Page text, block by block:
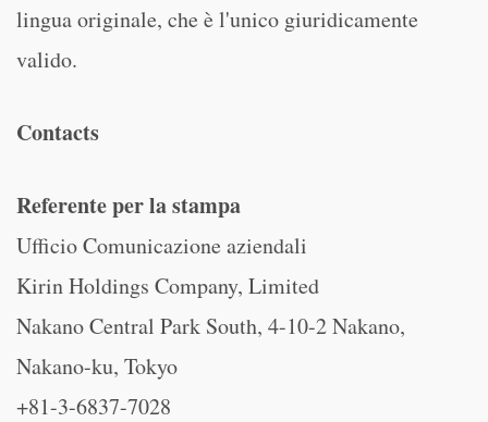
lingua originale, che è l'unico giuridicamente
valido.
Contacts
Referente per la stampa
Ufficio Comunicazione aziendali
Kirin Holdings Company, Limited
Nakano Central Park South, 4-10-2 Nakano,
Nakano-ku, Tokyo
+81-3-6837-7028